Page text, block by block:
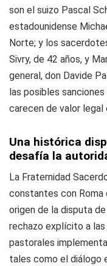
son el suizo Pascal
estadounidense
Norte; y los
Sivry, de 42 años, y
general, don Davide
las posibles
carecen de valor legal
Una histórica
desafía la
La Fraternidad
constantes con Roma
origen de la disputa
rechazo explícito a
pastorales
tales como el diálogo